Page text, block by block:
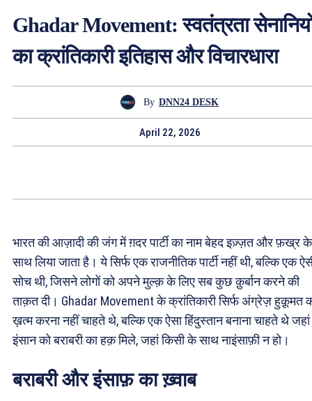
Ghadar Movement: स्वतंत्रता
का क्रांतिकारी इतिहास और विचारधारा
By DNN24 DESK
April 22, 2026
भारत की आज़ादी की जंग में ग़दर पार्टी का नाम बेहद इज़्ज़त और फ़ख्र के
साथ लिया जाता है। ये सिर्फ एक राजनीतिक पार्टी नहीं थी, बल्कि एक
सोच थी, जिसने लोगों को अपने मुल्क़ के लिए सब कुछ क़ुर्बान करने की
ताक़त दी। Ghadar Movement के क्रांतिकारी सिर्फ अंग्रेज़ हुक़ूमत
ख़त्म करना नहीं चाहते थे, बल्कि एक ऐसा हिंदुस्तान बनाना चाहते थे
इंसान को बराबरी का हक़ मिले, जहां किसी के साथ नाइंसाफ़ी न हो।
बराबरी और इंसाफ़ का ख़्वाब